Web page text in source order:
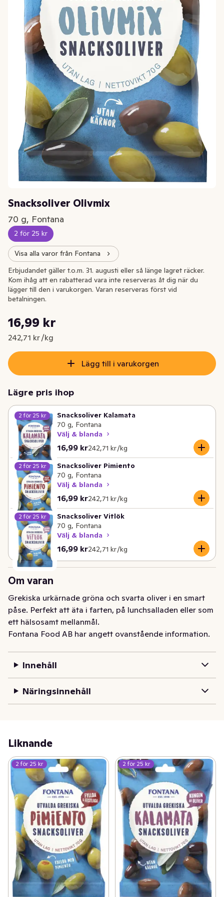
Snacksoliver Olivmix
70 g, Fontana
2 för 25 kr
Visa alla varor från Fontana
Nuvarande pris är: 16,99 kr
16,99 kr
242,71 kr /kg
Styckpris: 242,71 kr /kg
Erbjudandet gäller t.o.m. 31. augusti eller så länge lagret räcker.
Kom ihåg att en rabatterad vara inte reserveras åt dig när du
lägger till den i varukorgen. Varan reserveras först vid
betalningen.
Lägg till i varukorgen
Lägre pris ihop
2 för 25 kr
Snacksoliver Kalamata
70 g, Fontana
Välj & blanda
16,99 kr
Nuvarande pris är: 16,99 kr
242,71 kr /kg
Styckpris: 242,71 kr /kg
2 för 25 kr
Snacksoliver Pimiento
70 g, Fontana
Välj & blanda
16,99 kr
Nuvarande pris är: 16,99 kr
242,71 kr /kg
Styckpris: 242,71 kr /kg
2 för 25 kr
Snacksoliver Vitlök
70 g, Fontana
Välj & blanda
16,99 kr
Nuvarande pris är: 16,99 kr
242,71 kr /kg
Styckpris: 242,71 kr /kg
Om varan
Grekiska urkärnade gröna och svarta oliver i en smart
påse. Perfekt att äta i farten, på lunchsalladen eller som
ett hälsosamt mellanmål.
Fontana Food AB har angett ovanstående information.
Innehåll
Näringsinnehåll
Liknande
2 för 25 kr 2 för 25 kr